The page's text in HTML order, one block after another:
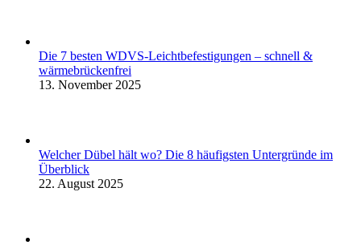
Die 7 besten WDVS-Leichtbefestigungen – schnell &
wärmebrückenfrei
13. November 2025
Welcher Dübel hält wo? Die 8 häufigsten Untergründe im
Überblick
22. August 2025